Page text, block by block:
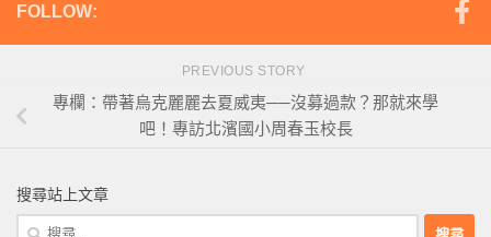
FOLLOW:
PREVIOUS STORY
專欄：帶著烏克麗麗去夏威夷──沒募過款？那就來學
吧！專訪北濱國小周春玉校長
搜尋站上文章
搜